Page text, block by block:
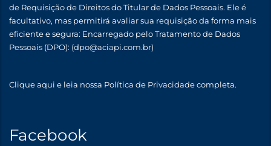
de Requisição de Direitos do Titular de Dados Pessoais. Ele é
facultativo, mas permitirá avaliar sua requisição da forma mais
eficiente e segura: Encarregado pelo Tratamento de Dados
Pessoais (DPO): (dpo@aciapi.com.br)
Clique aqui e leia nossa Política de Privacidade completa.
Facebook